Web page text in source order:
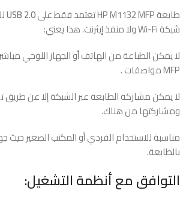
طابعة HP M1132 MFP تعتمد فقط على USB 2.0
شبكة Wi-Fi ولا منفذ إيثرنت. هذا يعني:
MFP مواصفات .
لا يمكن مشاركة الطابعة عبر الشبكة إلا عن طريق
ومشاركتها من هناك.
مناسبة للاستخدام الفردي أو المكتب الصغير حيث
بالطابعة.
التوافق مع أنظمة التشغيل: